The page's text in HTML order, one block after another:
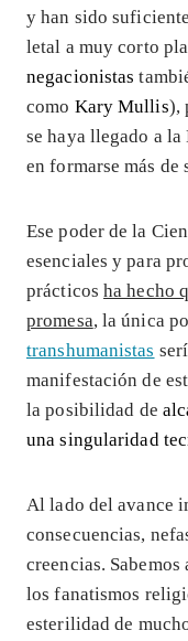
y han sido
letal a muy corto
negacionistas
como Kary Mullis),
se haya llegado a
en formarse más de
Ese poder de la
esenciales y para
prácticosha hecho
promesa, la única
transhumanistas
manifestación de
la posibilidad de
una singularidad
Al lado del avance
consecuencias,
creencias.
los fanatismos
esterilidad de